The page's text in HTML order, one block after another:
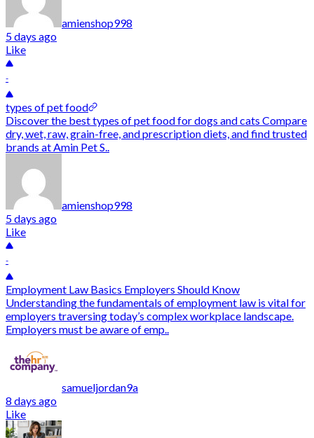
amienshop998
5 days ago
Like
-
types of pet food
Discover the best types of pet food for dogs and cats Compare
dry, wet, raw, grain-free, and prescription diets, and find trusted
brands at Amin Pet S..
amienshop998
5 days ago
Like
-
Employment Law Basics Employers Should Know
Understanding the fundamentals of employment law is vital for
employers traversing today’s complex workplace landscape.
Employers must be aware of emp..
samueljordan9a
8 days ago
Like